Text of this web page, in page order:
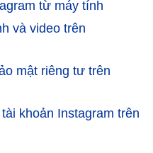
từ máy tính
và video trên
mật riêng tư trên
khoản Instagram trên